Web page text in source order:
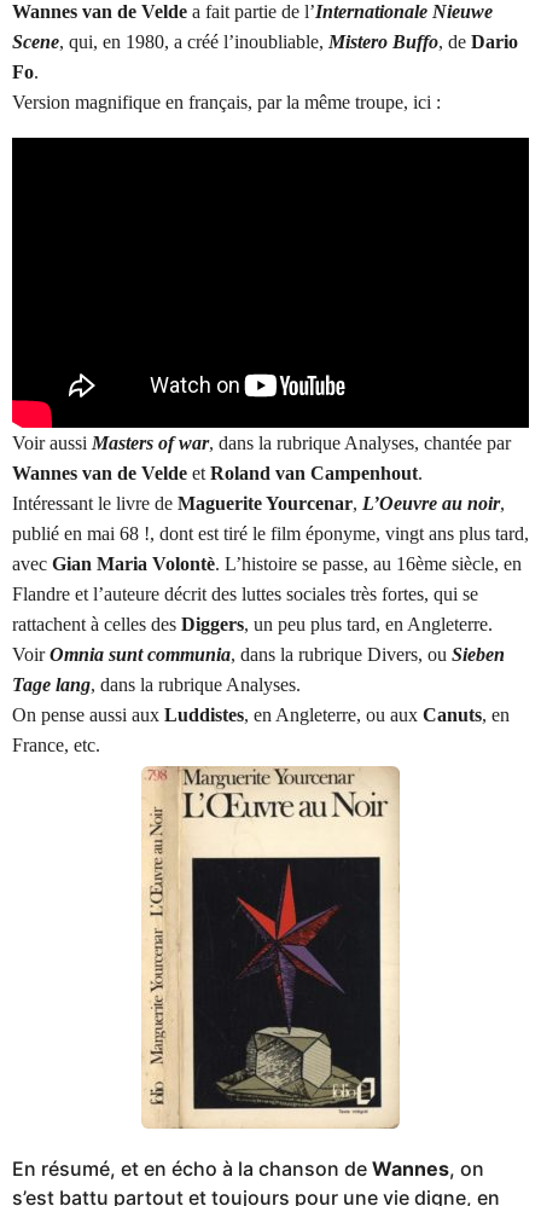
Wannes van de Velde a fait partie de l’Internationale Nieuwe
Scene, qui, en 1980, a créé l’inoubliable, Mistero Buffo, de Dario
Fo.
Version magnifique en français, par la même troupe, ici :
Voir aussi Masters of war, dans la rubrique Analyses, chantée par
Wannes van de Velde et Roland van Campenhout.
Intéressant le livre de Maguerite Yourcenar, L’Oeuvre au noir,
publié en mai 68 !, dont est tiré le film éponyme, vingt ans plus tard,
avec Gian Maria Volontè. L’histoire se passe, au 16ème siècle, en
Flandre et l’auteure décrit des luttes sociales très fortes, qui se
rattachent à celles des Diggers, un peu plus tard, en Angleterre.
VoirOmnia sunt communia, dans la rubrique Divers, ou Sieben
Tage lang, dans la rubrique Analyses.
On pense aussi aux Luddistes, en Angleterre, ou aux Canuts, en
France, etc.
En résumé, et en écho à la chanson de Wannes, on
s’est battu partout et toujours pour une vie digne, en